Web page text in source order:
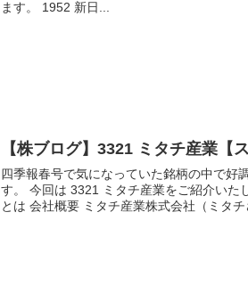
ます。 1952 新日...
【株ブログ】3321 ミタチ産業【
四季報春号で気になっていた銘柄の中で好
す。 今回は 3321 ミタチ産業をご紹介いた
とは 会社概要 ミタチ産業株式会社（ミタチ